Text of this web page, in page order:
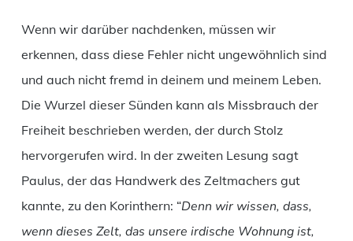
Wenn wir darüber nachdenken, müssen wir
erkennen, dass diese Fehler nicht ungewöhnlich sind
und auch nicht fremd in deinem und meinem Leben.
Die Wurzel dieser Sünden kann als Missbrauch der
Freiheit beschrieben werden, der durch Stolz
hervorgerufen wird. In der zweiten Lesung sagt
Paulus, der das Handwerk des Zeltmachers gut
kannte, zu den Korinthern: “Denn wir wissen, dass,
wenn dieses Zelt, das unsere irdische Wohnung ist,